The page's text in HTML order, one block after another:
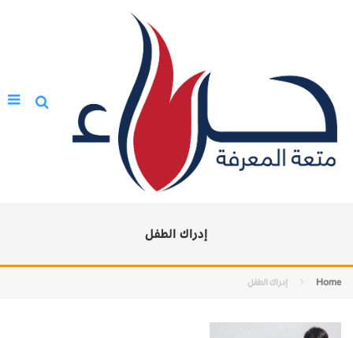
إدراك الطفل
Home إدراك الطفل